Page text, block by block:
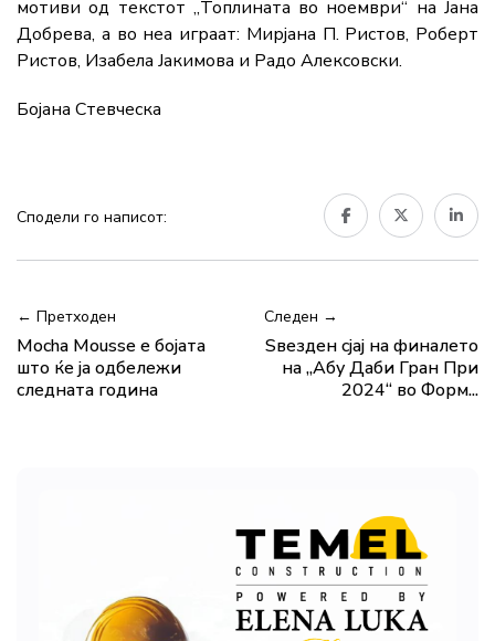
мотиви од текстот „Топлината во ноември“ на Јана
Добрева, а во неа играат: Мирјана П. Ристов, Роберт
Ристов, Изабела Јакимова и Радо Алексовски.
Бојана Стевческа
Сподели го написот:
← Претходен
Mocha Mousse е бојата
што ќе ја одбележи
следната година
Следен →
Ѕвезден сјај на финалето
на „Абу Даби Гран При
2024“ во Форм...